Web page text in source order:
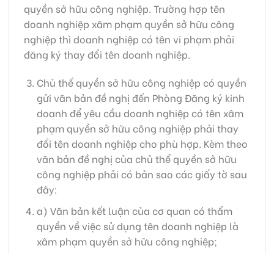
quyền sở hữu công nghiệp. Trường hợp tên
doanh nghiệp xâm phạm quyền sở hữu công
nghiệp thì doanh nghiệp có tên vi phạm phải
đăng ký thay đổi tên doanh nghiệp.
Chủ thể quyền sở hữu công nghiệp có quyền
gửi văn bản đề nghị đến Phòng Đăng ký kinh
doanh để yêu cầu doanh nghiệp có tên xâm
phạm quyền sở hữu công nghiệp phải thay
đổi tên doanh nghiệp cho phù hợp. Kèm theo
văn bản đề nghị của chủ thể quyền sở hữu
công nghiệp phải có bản sao các giấy tờ sau
đây:
a) Văn bản kết luận của cơ quan có thẩm
quyền về việc sử dụng tên doanh nghiệp là
xâm phạm quyền sở hữu công nghiệp;